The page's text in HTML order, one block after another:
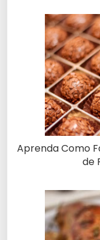
Aprenda Como
de